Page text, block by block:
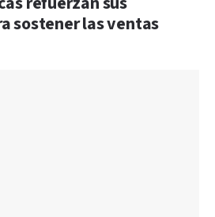
sostener las ventas